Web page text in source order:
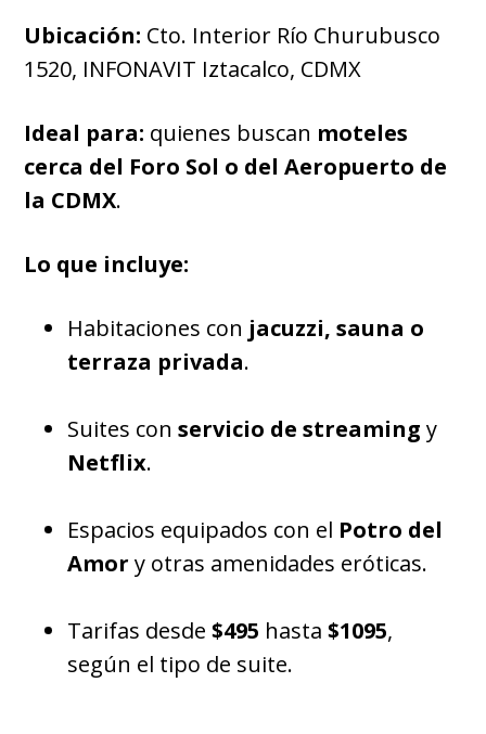
Ubicación: Cto. Interior Río Churubusco
1520, INFONAVIT Iztacalco, CDMX
Ideal para: quienes buscan moteles
cerca del Foro Sol o del Aeropuerto de
la CDMX.
Lo que incluye:
Habitaciones con jacuzzi, sauna o
terraza privada.
Suites conservicio de streaming y
Netflix.
Espacios equipados con el Potro del
Amor y otras amenidades eróticas.
Tarifas desde$495 hasta$1095,
según el tipo de suite.